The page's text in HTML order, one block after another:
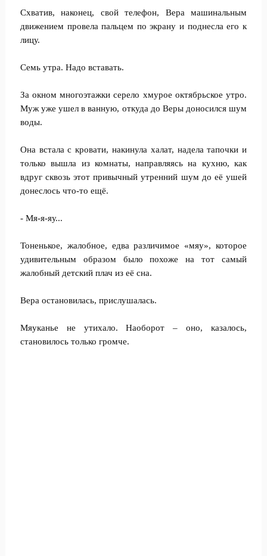
Схватив, наконец, свой телефон, Вера машинальным
движением провела пальцем по экрану и поднесла его к
лицу.
Семь утра. Надо вставать.
За окном многоэтажки серело хмурое октябрьское утро.
Муж уже ушел в ванную, откуда до Веры доносился шум
воды.
Она встала с кровати, накинула халат, надела тапочки и
только вышла из комнаты, направляясь на кухню, как
вдруг сквозь этот привычный утренний шум до её ушей
донеслось что-то ещё.
- Мя-я-яу...
Тоненькое, жалобное, едва различимое «мяу», которое
удивительным образом было похоже на тот самый
жалобный детский плач из её сна.
Вера остановилась, прислушалась.
Мяуканье не утихало. Наоборот – оно, казалось,
становилось только громче.